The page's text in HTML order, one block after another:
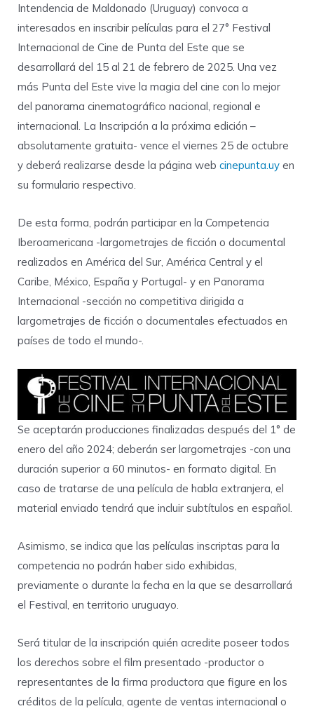
Intendencia de Maldonado (Uruguay) convoca a
interesados en inscribir películas para el 27° Festival
Internacional de Cine de Punta del Este que se
desarrollará del 15 al 21 de febrero de 2025. Una vez
más Punta del Este vive la magia del cine con lo mejor
del panorama cinematográfico nacional, regional e
internacional. La Inscripción a la próxima edición –
absolutamente gratuita- vence el viernes 25 de octubre
y deberá realizarse desde la página web cinepunta.uy en
su formulario respectivo.
De esta forma, podrán participar en la Competencia
Iberoamericana -largometrajes de ficción o documental
realizados en América del Sur, América Central y el
Caribe, México, España y Portugal- y en Panorama
Internacional -sección no competitiva dirigida a
largometrajes de ficción o documentales efectuados en
países de todo el mundo-.
Se aceptarán producciones finalizadas después del 1° de
enero del año 2024; deberán ser largometrajes -con una
duración superior a 60 minutos- en formato digital. En
caso de tratarse de una película de habla extranjera, el
material enviado tendrá que incluir subtítulos en español.
Asimismo, se indica que las películas inscriptas para la
competencia no podrán haber sido exhibidas,
previamente o durante la fecha en la que se desarrollará
el Festival, en territorio uruguayo.
Será titular de la inscripción quién acredite poseer todos
los derechos sobre el film presentado -productor o
representantes de la firma productora que figure en los
créditos de la película, agente de ventas internacional o